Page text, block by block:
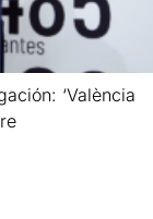
‘València